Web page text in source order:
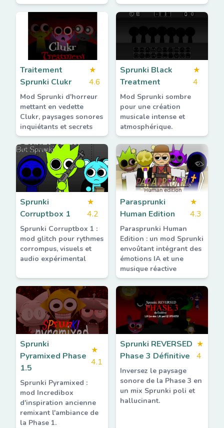
Traitement
Sprunki Clukr
★
4.6
Mod Sprunki d'horreur
mettant en vedette
Clukr, paysages sonores
inquiétants et secrets
Sprunki Black
Treatment
★
4
Mod Sprunki sombre
pour une création
musicale intense et
atmosphérique.
Sprunki
Corruptbox 1
★
4.2
Sprunki Corruptbox 1 :
mod glitch pour rythmes
corrompus, visuels et
audio expérimental
Parasprunki
Human Edition
★
4.3
Parasprunki Human
Edition : un mod Sprunki
envoûtant intégrant des
émotions IA et une
musique réactive
Sprunki
Pyramixed Phase
1.5
★
4.1
Sprunki Pyramixed :
mod Incredibox
d'inspiration ancienne
remixant l'ambiance de
la Phase 1.
Sprunki REVERSED
Phase 3 Définitive
★
4
Inversez le paysage
sonore de la Phase 3 en
un mix Sprunki poli et
hallucinant.